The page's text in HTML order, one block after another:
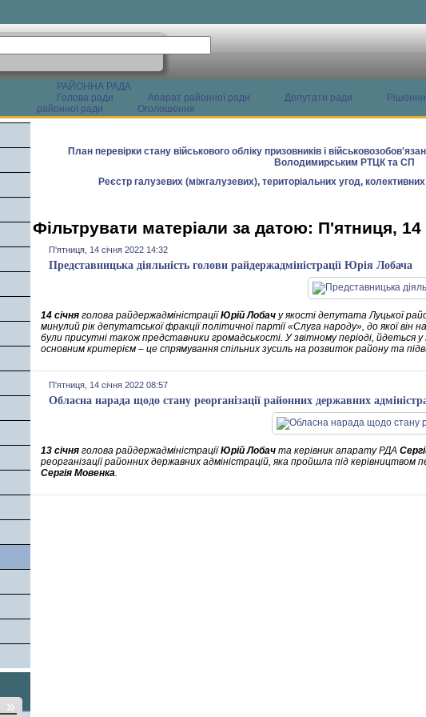
РАЙОННА РАДА
Голова ради
Апарат районної ради Депутати ради
районної ради
Оголошення
»
План перевірки стану військового обліку призовників і
Володимирським РТЦК та СП
Реєстр галузевих (міжгалузевих), територіальних угод,
Фільтрувати матеріали за датою: П'ятниця, 14
П'ятниця, 14 січня 2022 14:32
Представницька діяльність голови райдержадміністрації Юрія Лобача
14 січня голова райдержадміністраціїЮрій Лобач у якості депутата Луцької
минулий рік депутатської фракції політичної партії «Слуга народу», до якої він
були присутні також представники громадськості. У звітному періоді, йдеться у
основним критерієм – це спрямування спільних зусиль на розвиток району та
П'ятниця, 14 січня 2022 08:57
Обласна нарада щодо стану реорганізації районних державних
13 січня голова райдержадміністраціїЮрій Лобач та керівник апарату РДА
реорганізації районних державних адміністрацій, яка пройшла під
Сергія Мовенка.